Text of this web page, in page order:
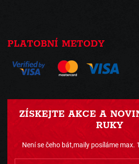
PLATOBNÍ METODY
ZÍSKEJTE AKCE A
RUKY
Není se čeho bát,maily posíláme max.